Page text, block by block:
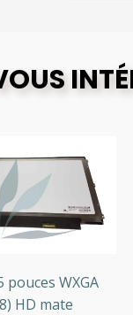
WXGA
mate